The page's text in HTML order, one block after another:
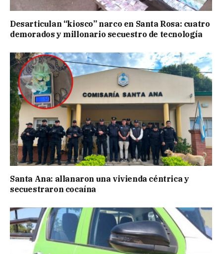
Desarticulan “kiosco” narco en Santa Rosa: cuatro
demorados y millonario secuestro de tecnología
Santa Ana: allanaron una vivienda céntrica y
secuestraron cocaína